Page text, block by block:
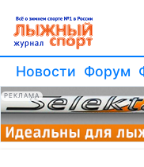
Новости Форум
РЕКЛАМА